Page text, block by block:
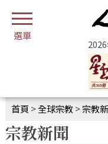
首頁 >全球宗教>宗教
宗教新聞